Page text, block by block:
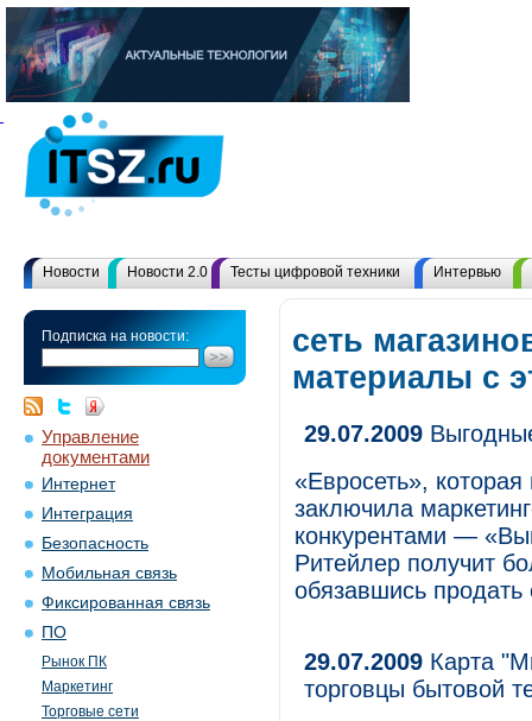
Новости Новости 2.0 Тесты цифровой техники Интервью
Подписка на новости:
Управление
документами
Интернет
Интеграция
Безопасность
Мобильная связь
Фиксированная связь
ПО
Рынок ПК
Маркетинг
Торговые сети
сеть
материалы с
29.07.2009
«Евросеть»,
заключила
конкурентами —
Ритейлер получит
обязавшись продать
29.07.2009 Карта
торговцы бытовой